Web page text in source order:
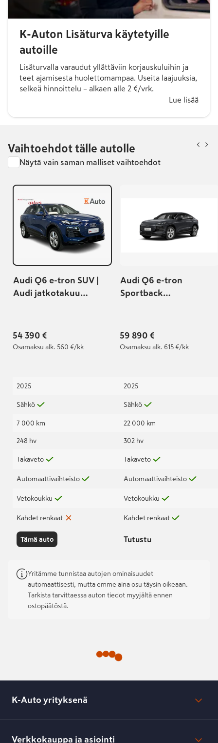
K-Auton Lisäturva käytetyille
autoille
Lisäturvalla varaudut yllättäviin korjauskuluihin ja
teet ajamisesta huolettomampaa. Useita laajuuksia,
selkeä hinnoittelu – alkaen alle 2 €/vrk.
Lue lisää
Vaihtoehdot tälle autolle
Näytä vain saman malliset vaihtoehdot
Audi Q6 e-tron SUV |
Audi jatkotakuu
Approved :plus 36kk /
60 000km |
54 390 €
Osamaksu alk. 560 €/kk
2025
Sähkö
7 000 km
248 hv
Takaveto
Automaattivaihteisto
Vetokoukku
Kahdet renkaat
Tämä auto
Audi Q6 e-tron
Sportback
Audi jatkotakuu
100tkm / 5-vuotta |
59 890 €
Osamaksu alk. 615 €/kk
2025
Sähkö
22 000 km
302 hv
Takaveto
Automaattivaihteisto
Vetokoukku
Kahdet renkaat
Tutustu
Yritämme tunnistaa autojen ominaisuudet
automaattisesti, mutta emme aina osu täysin oikeaan.
Tarkista tarvittaessa auton tiedot myyjältä ennen
ostopäätöstä.
K-Auto yrityksenä
Lehdistötiedotteet
Verkkokauppa ja asiointi